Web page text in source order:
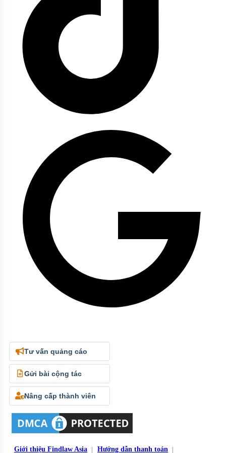
Tư vấn quảng cáo
Gửi bài cộng tác
Nâng cấp thành viên
Giới thiệu Findlaw Asia Hướng dẫn thanh toán